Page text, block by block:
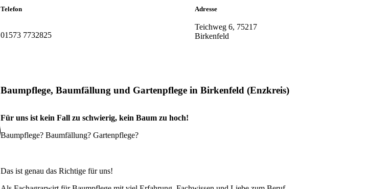
Telefon
01573 7732825
Adresse
Teichweg 6, 75217
Birkenfeld
Baumpflege, Baumfällung und Gartenpflege in Birkenfeld (Enzkreis)
Für uns ist kein Fall zu schwierig, kein Baum zu hoch!
Baumpflege? Baumfällung? Gartenpflege?
Das ist genau das Richtige für uns!